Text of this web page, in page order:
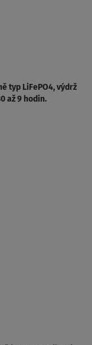
typ LiFePO4, výdrž
až 9 hodin.